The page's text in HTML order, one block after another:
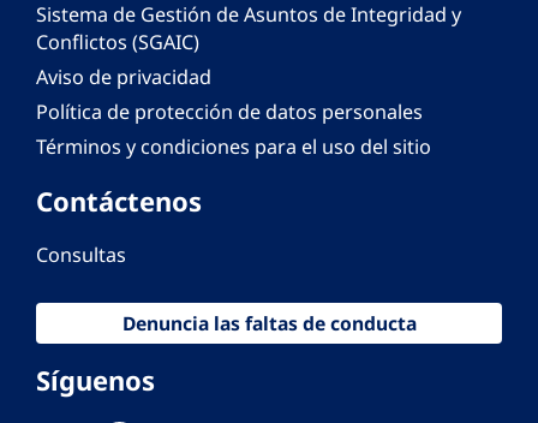
Sistema de Gestión de Asuntos de Integridad y
Conflictos (SGAIC)
Aviso de privacidad
Política de protección de datos personales
Términos y condiciones para el uso del sitio
Contáctenos
Consultas
Denuncia las faltas de conducta
Síguenos